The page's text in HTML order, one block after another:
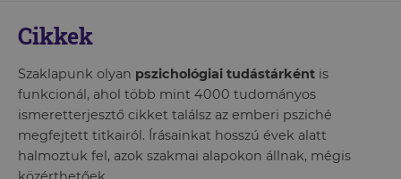
Cikkek
Szaklapunk olyan pszichológiai tudástárként is
funkcionál, ahol több mint 4000 tudományos
ismeretterjesztő cikket találsz az emberi psziché
megfejtett titkairól. Írásainkat hosszú évek alatt
halmoztuk fel, azok szakmai alapokon állnak, mégis